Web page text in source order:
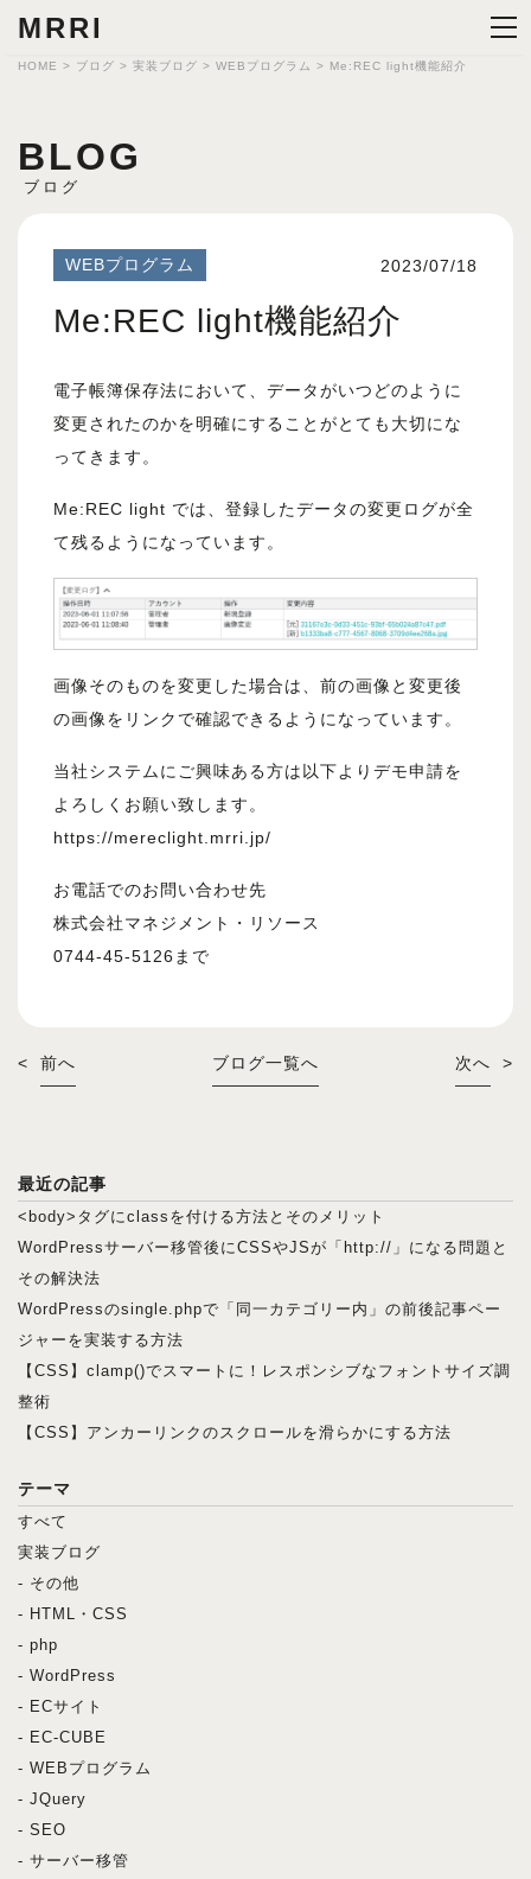
MRRI
HOME > ブログ > 実装ブログ > WEBプログラム > Me:REC light機能紹介
BLOG
ブログ
WEBプログラム 2023/07/18
Me:REC light機能紹介
電子帳簿保存法において、データがいつどのように
変更されたのかを明確にすることがとても大切にな
ってきます。
Me:REC light では、登録したデータの変更ログが全
て残るようになっています。
画像そのものを変更した場合は、前の画像と変更後
の画像をリンクで確認できるようになっています。
当社システムにご興味ある方は以下よりデモ申請を
よろしくお願い致します。
https://mereclight.mrri.jp/
お電話でのお問い合わせ先
株式会社マネジメント・リソース
0744-45-5126まで
< 前へ 次へ >
ブログ一覧へ
最近の記事
<body>タグにclassを付ける方法とそのメリット
WordPressサーバー移管後にCSSやJSが「http://」になる問題と
その解決法
WordPressのsingle.phpで「同一カテゴリー内」の前後記事ペー
ジャーを実装する方法
【CSS】clamp()でスマートに！レスポンシブなフォントサイズ調
整術
【CSS】アンカーリンクのスクロールを滑らかにする方法
テーマ
すべて
実装ブログ
- その他
- HTML・CSS
- php
- WordPress
- ECサイト
- EC-CUBE
- WEBプログラム
- JQuery
- SEO
- サーバー移管